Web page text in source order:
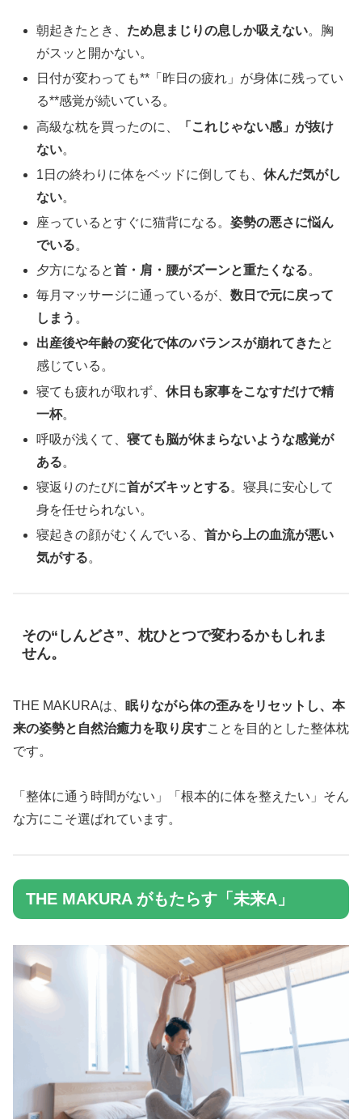
朝起きたとき、 ため息まじりの息しか吸えない。胸
がスッと開かない。
日付が変わっても**「昨日の疲れ」が身体に残ってい
る**感覚が続いている。
高級な枕を買ったのに、
「これじゃない感」が抜け
ない。
1日の終わりに体をベッドに倒しても、休んだ気がし
ない。
座っているとすぐに猫背になる。姿勢の悪さに悩ん
でいる。
夕方になると首・肩・腰がズーンと重たくなる。
毎月マッサージに通っているが、数日で元に戻って
しまう 。
出産後や年齢の変化で体のバランスが崩れてきたと
感じている。
寝ても疲れが取れず、休日も家事をこなすだけで精
一杯。
呼吸が浅くて、寝ても脳が休まらないような感覚が
ある。
寝返りのたびに首がズキッとする。寝具に安心して
身を任せられない。
寝起きの顔がむくんでいる、首から上の血流が悪い
気がする。
その“しんどさ”、枕ひとつで変わるかもしれま
せん。
THE MAKURAは、 眠りながら体の歪みをリセットし、本
来の姿勢と自然治癒力を取り戻すことを目的とした整体枕
です。
「整体に通う時間がない」「根本的に体を整えたい」そん
な方にこそ選ばれています。
THE MAKURA がもたらす「未来A」